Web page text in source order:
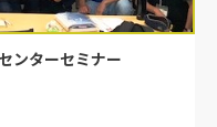
ンターセミナー